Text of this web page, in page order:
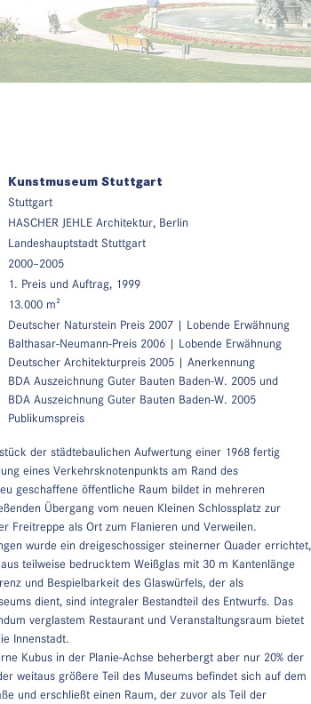
Kunstmuseum Stuttgart
Stuttgart
HASCHER JEHLE Architektur, Berlin
Landeshauptstadt Stuttgart
2000–2005
1. Preis und Auftrag, 1999
13.000 m²
Deutscher Naturstein Preis 2007 | Lobende Erwähnung
Balthasar-Neumann-Preis 2006 | Lobende Erwähnung
Deutscher Architekturpreis 2005 | Anerkennung
BDA Auszeichnung Guter Bauten Baden-W. 2005 und
BDA Auszeichnung Guter Bauten Baden-W. 2005
Publikumspreis
der städtebaulichen Aufwertung einer 1968 fertig
eines Verkehrsknotenpunkts am Rand des
geschaffene öffentliche Raum bildet in mehreren
Übergang vom neuen Kleinen Schlossplatz zur
Freitreppe als Ort zum Flanieren und Verweilen.
wurde ein dreigeschossiger steinerner Quader errichtet,
teilweise bedrucktem Weißglas mit 30 m Kantenlänge
und Bespielbarkeit des Glaswürfels, der als
dient, sind integraler Bestandteil des Entwurfs. Das
verglastem Restaurant und Veranstaltungsraum bietet
Innenstadt.
Kubus in der Planie-Achse beherbergt aber nur 20% der
weitaus größere Teil des Museums befindet sich auf dem
und erschließt einen Raum, der zuvor als Teil der